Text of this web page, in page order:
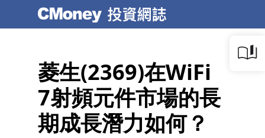
菱生(2369)在WiFi
7射頻元件市場的長
期成長潛力如何？